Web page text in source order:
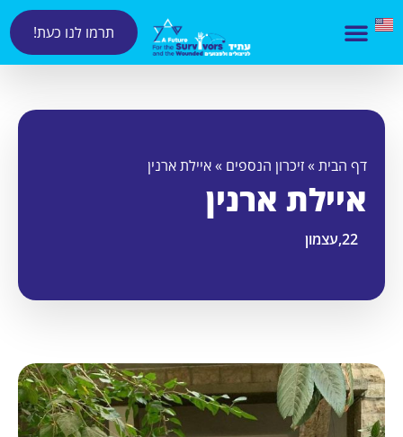
תרמו לנו כעת!
דף הבית»זיכרון הנספים »איילת ארנין
איילת ארנין
22,עצמון